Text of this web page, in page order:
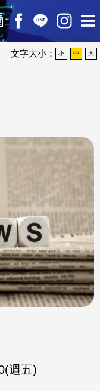
文字大小： 小 中 大
週五)